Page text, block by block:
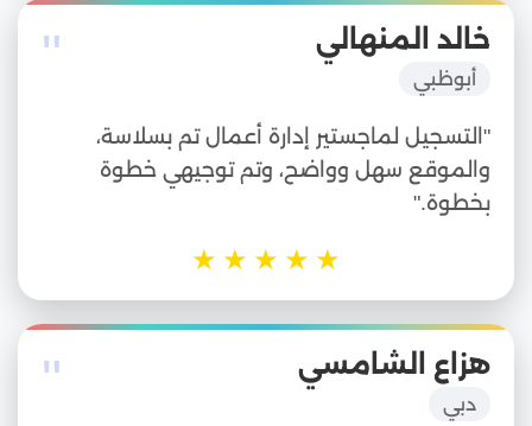
" خالد المنهالي
أبوظبي
"التسجيل لماجستير إدارة أعمال تم بسلاسة،
والموقع سهل وواضح، وتم توجيهي خطوة
بخطوة."
★
★
★
★
★
" هزاع الشامسي
دبي